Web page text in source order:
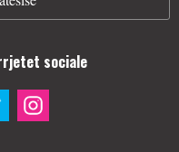
sociale